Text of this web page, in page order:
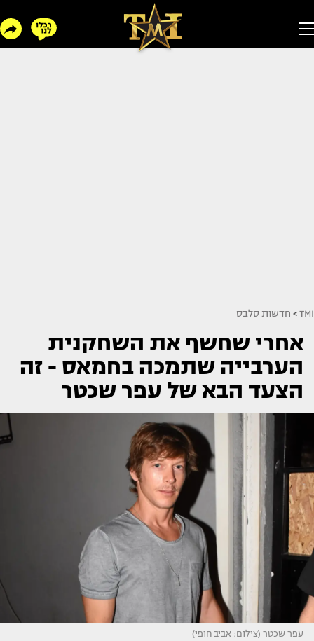
TMI
> חדשות סלבס
אחרי שחשף את השחקנית
הערבייה שתמכה בחמאס - זה
הצעד הבא של עפר שכטר
עפר שכטר (צילום: אביב חופי)